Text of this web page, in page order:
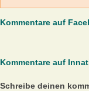
Kommentare auf
Kommentare auf
Schreibe deinen